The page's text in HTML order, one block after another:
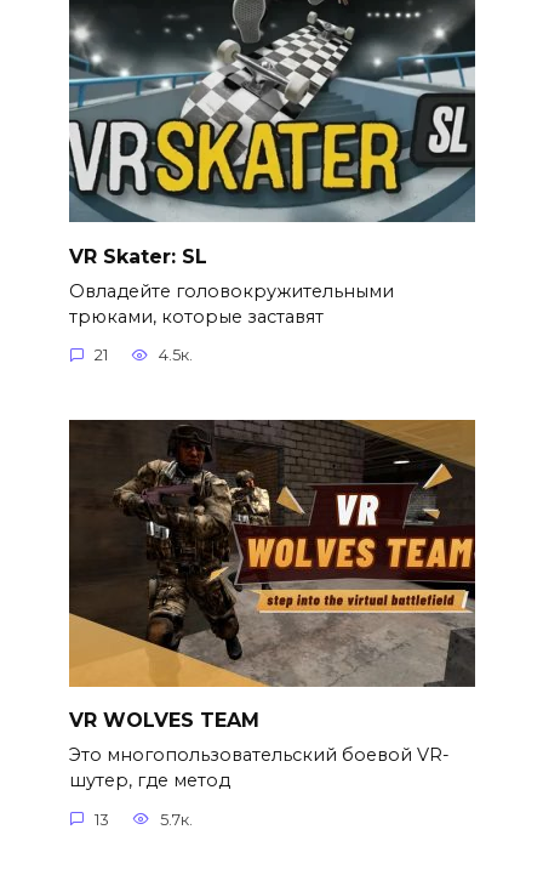
VR Skater: SL
Овладейте головокружительными
трюками, которые заставят
21 4.5к.
VR WOLVES TEAM
Это многопользовательский боевой VR-
шутер, где метод
13 5.7к.